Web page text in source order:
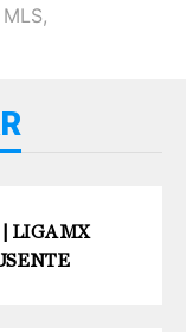
MLS,
| LIGA MX